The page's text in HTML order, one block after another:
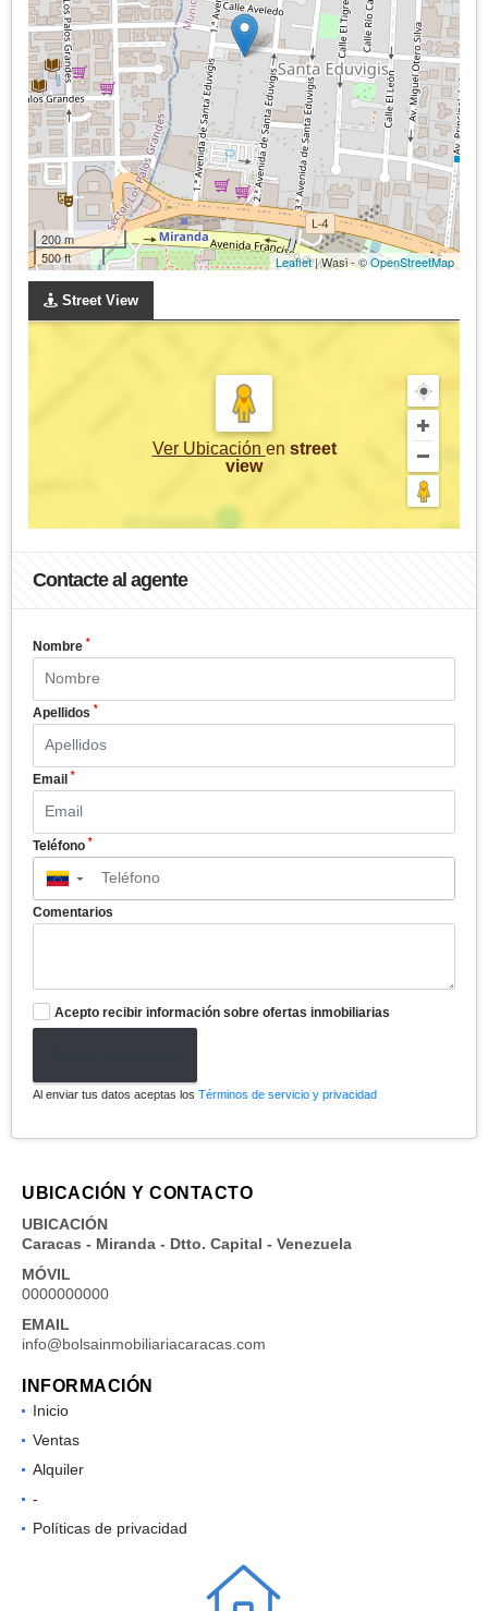
200 m
500 ft
Leaflet| Wasi - ©OpenStreetMap
Street View
Ver Ubicación en street
view
Contacte al agente
Nombre *
Apellidos *
Email *
Teléfono *
▼
Comentarios
Acepto recibir información sobre ofertas inmobiliarias
Al enviar tus datos aceptas los Términos de servicio y privacidad
UBICACIÓN Y CONTACTO
UBICACIÓN
Caracas - Miranda - Dtto. Capital - Venezuela
MÓVIL
0000000000
EMAIL
info@bolsainmobiliariacaracas.com
INFORMACIÓN
Inicio
Ventas
Alquiler
-
Políticas de privacidad